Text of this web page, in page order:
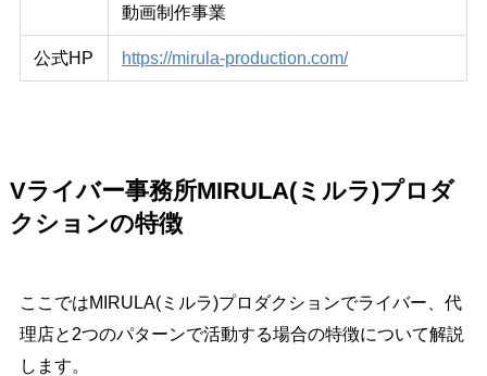
動画制作事業
公式HP https://mirula-production.com/
Vライバー事務所MIRULA(ミルラ)プロダ
クションの特徴
ここではMIRULA(ミルラ)プロダクションでライバー、代
理店と2つのパターンで活動する場合の特徴について解説
します。